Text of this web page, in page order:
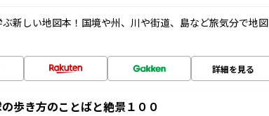
新しい地図本！国境や州、川や街道、島など旅気分で地図
詳細を見る
歩き方のことばと絶景１００